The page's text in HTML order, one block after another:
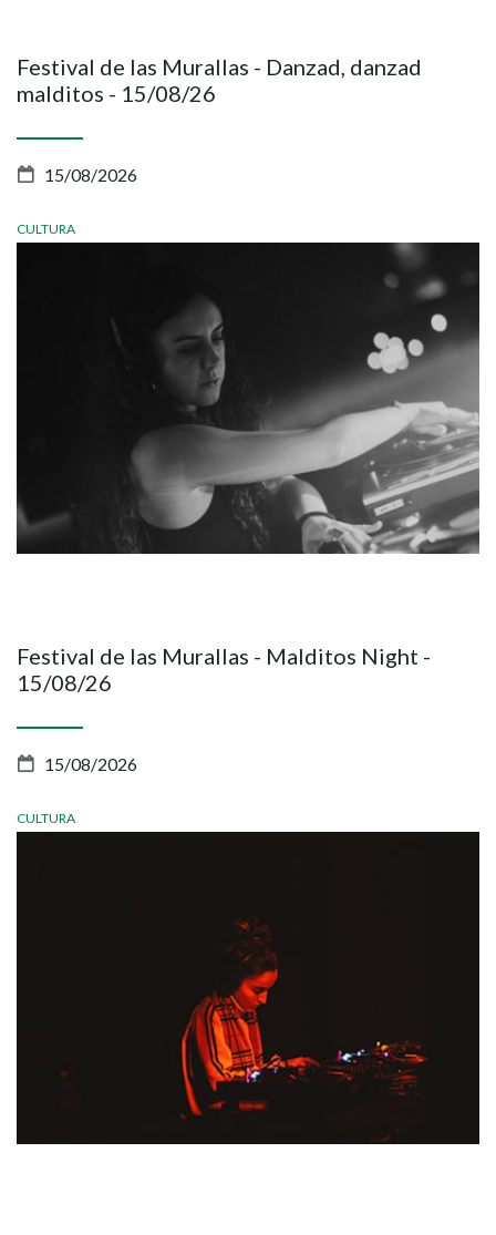
Festival de las Murallas - Danzad, danzad
malditos - 15/08/26
15/08/2026
CULTURA
Festival de las Murallas - Malditos Night -
15/08/26
15/08/2026
CULTURA